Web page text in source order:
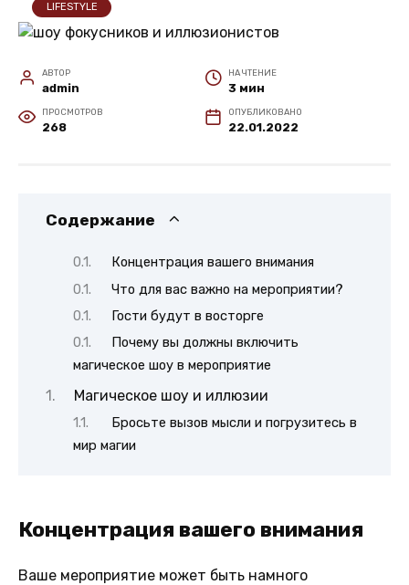
LIFESTYLE
АВТОР
admin
НА ЧТЕНИЕ
3 мин
ПРОСМОТРОВ
268
ОПУБЛИКОВАНО
22.01.2022
Содержание
Концентрация вашего внимания
Что для вас важно на мероприятии?
Гости будут в восторге
Почему вы должны включить
магическое шоу в мероприятие
Магическое шоу и иллюзии
Бросьте вызов мысли и погрузитесь в
мир магии
Концентрация вашего внимания
Ваше мероприятие может быть намного